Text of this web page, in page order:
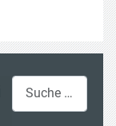
Suchen